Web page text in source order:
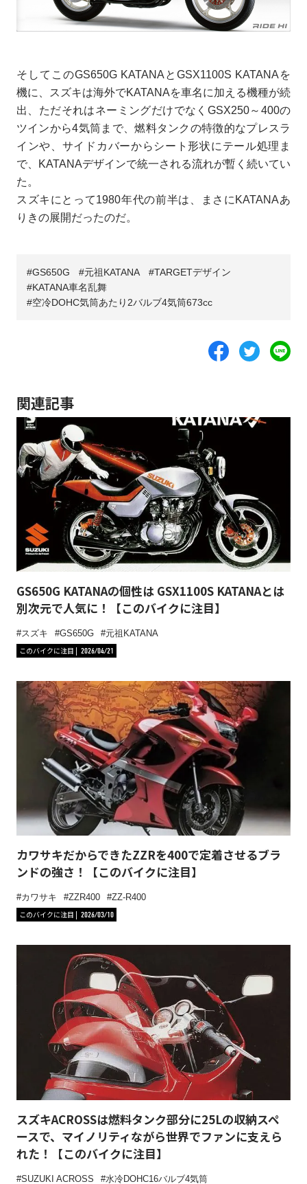
そしてこのGS650G KATANAとGSX1100S KATANAを
機に、スズキは海外でKATANAを車名に加える機種が続
出、ただそれはネーミングだけでなくGSX250～400の
ツインから4気筒まで、燃料タンクの特徴的なプレスラ
インや、サイドカバーからシート形状にテール処理ま
で、KATANAデザインで統一される流れが暫く続いてい
た。
スズキにとって1980年代の前半は、まさにKATANAあ
りきの展開だったのだ。
GS650G 元祖KATANA
TARGETデザイン
KATANA車名乱舞
空冷DOHC気筒あたり2バルブ4気筒673cc
関連記事
GS650G KATANAの個性は GSX1100S KATANAとは
別次元で人気に！【このバイクに注目】
スズキ GS650G
元祖KATANA
このバイクに注目
2026/04/21
カワサキだからできたZZRを400で定着させるブラ
ンドの強さ！【このバイクに注目】
カワサキ ZZR400
ZZ-R400
このバイクに注目
2026/03/10
スズキACROSSは燃料タンク部分に25Lの収納スペ
ースで、マイノリティながら世界でファンに支えら
れた！【このバイクに注目】
SUZUKI ACROSS 水冷DOHC16バルブ4気筒